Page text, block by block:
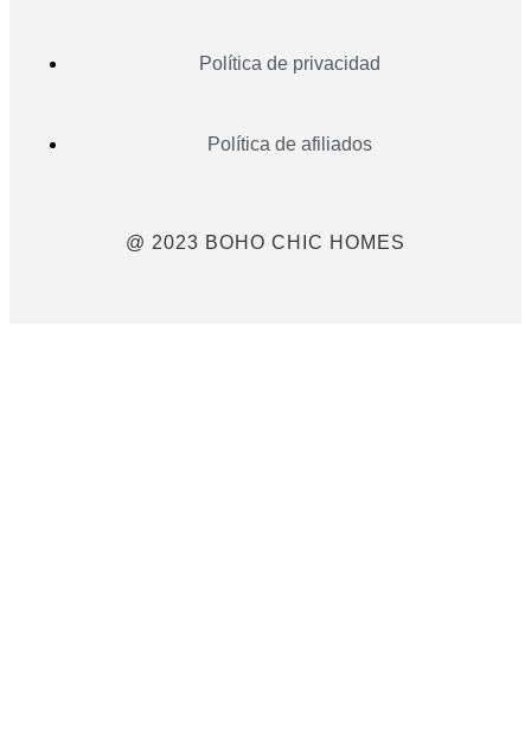
Política de privacidad
Política de afiliados
@ 2023 BOHO CHIC HOMES